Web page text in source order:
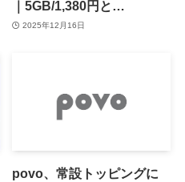
｜5GB/1,380円と
30GB/2,780円の2種類
2025年12月16日
povo、常設トッピングに